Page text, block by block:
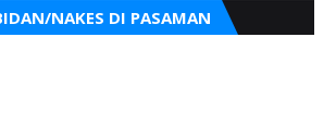
NAKES DI PASAMAN